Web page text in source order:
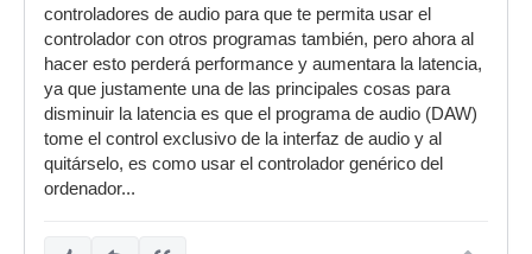
controladores de audio para que te permita usar el
controlador con otros programas también, pero ahora al
hacer esto perderá performance y aumentara la latencia,
ya que justamente una de las principales cosas para
disminuir la latencia es que el programa de audio (DAW)
tome el control exclusivo de la interfaz de audio y al
quitárselo, es como usar el controlador genérico del
ordenador...